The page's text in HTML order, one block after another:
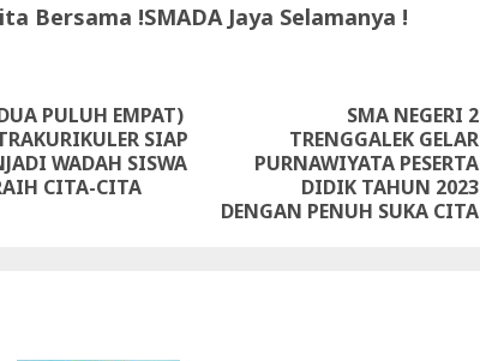
Bersama !SMADA Jaya Selamanya !
Previous
post:
PULUH EMPAT)
SIAP
WADAH SISWA
CITA-CITA
Next
SMA NEGERI 2
TRENGGALEK GELAR
PURNAWIYATA PESERTA
DIDIK TAHUN 2023
DENGAN PENUH SUKA CITA